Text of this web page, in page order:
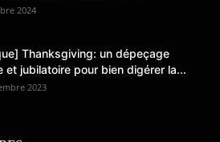
2024
Thanksgiving: un dépeçage
et jubilatoire pour bien digérer la...
2023